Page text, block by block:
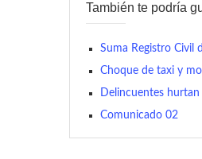
También te podría
Suma Registro Civil
Choque de taxi y
Delincuentes
Comunicado 02